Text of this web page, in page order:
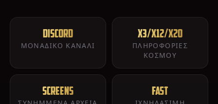
DISCORD
ΜΟΝΑΔΙΚΌ ΚΑΝΆΛΙ
x3/x12/x20
ΠΛΗΡΟΦΟΡΊΕΣ
ΚΌΣΜΟΥ
Screens Fast